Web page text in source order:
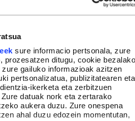
sure informacio pertsonala, zure
prozesatzen ditugu, cookie bezalako
gailuko informazioak azitzen
pertsonalizatua, publizitatearen eta
ikerketa eta zerbitzuen
datuak nork eta zertarako
aukera duzu. Zure onespena
ahal duzu edozein momentutan,